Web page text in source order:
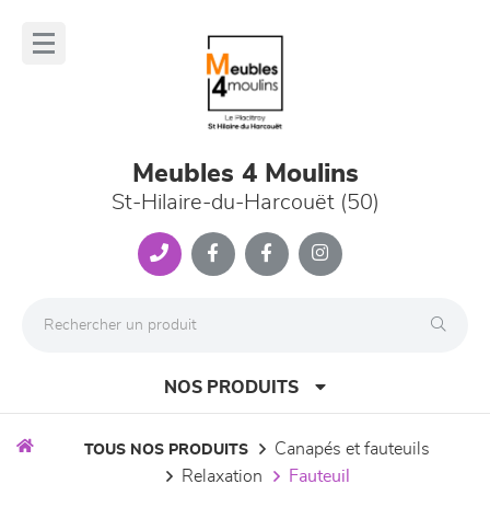
Meubles 4 Moulins
St-Hilaire-du-Harcouët (50)
NOS PRODUITS
TOUS NOS PRODUITS
canapés et fauteuils
relaxation
fauteuil